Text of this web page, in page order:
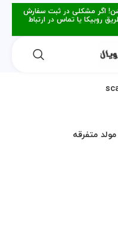
اگر مشکلی در ثبت سفارش
میتونین با ۰۹۳۸۲۱۵۳۴۷۸ از طریق روبیکا یا تماس در ارتباط
مولد متفرقه